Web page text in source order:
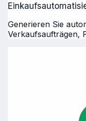
Generieren Sie
Verkaufsaufträgen,